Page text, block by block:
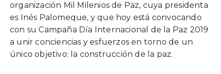
organización Mil Milenios de Paz, cuya presidenta
es Inés Palomeque, y que hoy está convocando
con su Campaña Día Internacional de la Paz 2019
a unir conciencias y esfuerzos en torno de un
único objetivo: la construcción de la paz.